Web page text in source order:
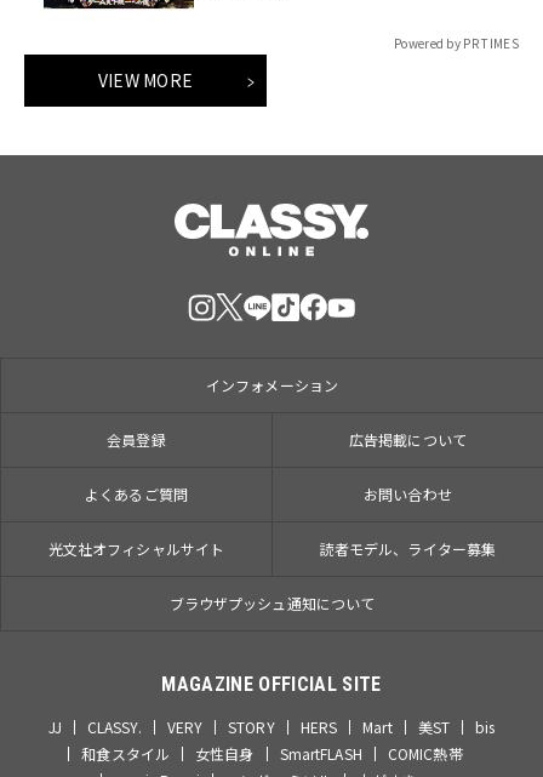
Powered by PR TIMES
VIEW MORE
インフォメーション
会員登録 広告掲載について
よくあるご質問 お問い合わせ
光文社オフィシャルサイト 読者モデル、ライター募集
ブラウザプッシュ通知について
MAGAZINE OFFICIAL SITE
JJ CLASSY. VERY STORY HERS Mart 美ST
bis
和食スタイル
女性自身 SmartFLASH
COMIC熱帯